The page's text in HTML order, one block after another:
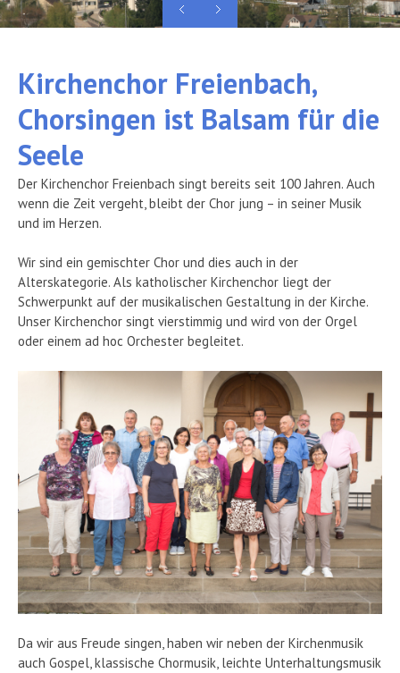
Verein
Media
Kontakt
Kirchenchor Freienbach,
Chorsingen ist Balsam für die
Seele
Der Kirchenchor Freienbach singt bereits seit 100 Jahren. Auch
wenn die Zeit vergeht, bleibt der Chor jung – in seiner Musik
und im Herzen.
Wir sind ein gemischter Chor und dies auch in der
Alterskategorie. Als katholischer Kirchenchor liegt der
Schwerpunkt auf der musikalischen Gestaltung in der Kirche.
Unser Kirchenchor singt vierstimmig und wird von der Orgel
oder einem ad hoc Orchester begleitet.
Da wir aus Freude singen, haben wir neben der Kirchenmusik
auch Gospel, klassische Chormusik, leichte Unterhaltungsmusik